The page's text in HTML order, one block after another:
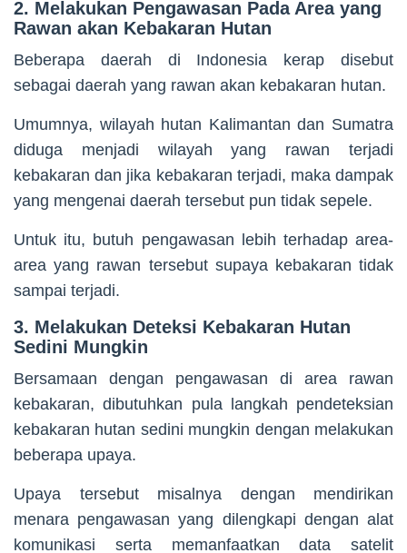
2. Melakukan Pengawasan Pada Area yang
Rawan akan Kebakaran Hutan
Beberapa daerah di Indonesia kerap disebut
sebagai daerah yang rawan akan kebakaran hutan.
Umumnya, wilayah hutan Kalimantan dan Sumatra
diduga menjadi wilayah yang rawan terjadi
kebakaran dan jika kebakaran terjadi, maka dampak
yang mengenai daerah tersebut pun tidak sepele.
Untuk itu, butuh pengawasan lebih terhadap area-
area yang rawan tersebut supaya kebakaran tidak
sampai terjadi.
3. Melakukan Deteksi Kebakaran Hutan
Sedini Mungkin
Bersamaan dengan pengawasan di area rawan
kebakaran, dibutuhkan pula langkah pendeteksian
kebakaran hutan sedini mungkin dengan melakukan
beberapa upaya.
Upaya tersebut misalnya dengan mendirikan
menara pengawasan yang dilengkapi dengan alat
komunikasi serta memanfaatkan data satelit